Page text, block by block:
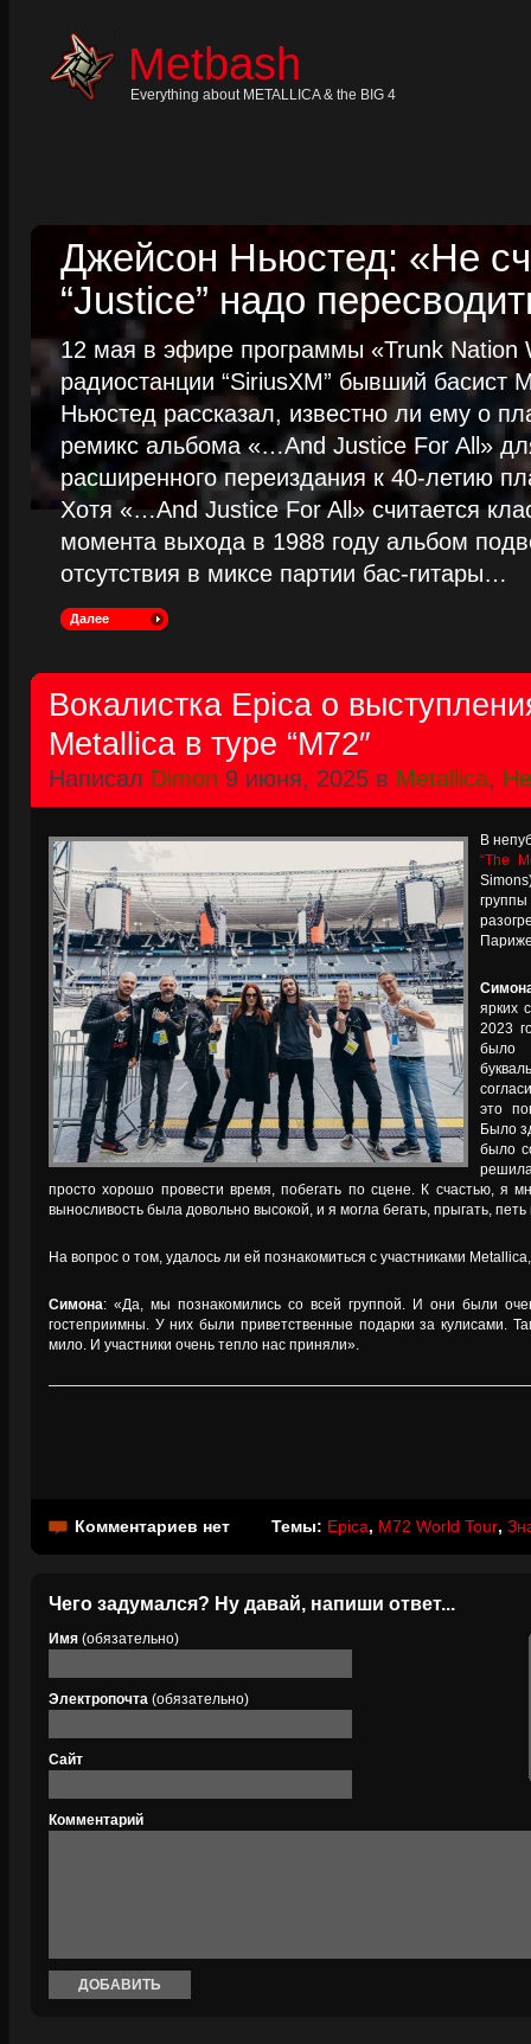
Metbash
Everything about METALLICA & the BIG 4
Джейсон Ньюстед: «Не
“Justice” надо
12 мая в эфире программы «Trunk Nation
радиостанции “SiriusXM” бывший басист
Ньюстед рассказал, известно ли ему о
ремикс альбома «…And Justice For All»
расширенного переиздания к 40-летию
Хотя «…And Justice For All» считается
момента выхода в 1988 году альбом
отсутствия в миксе партии бас-гитары…
Далее
Вокалистка Epica о
Metallica в туре “M72″
Написал Dimon 9 июня, 2025 в Metallica,
В
“The
ярких
2023
было
это
Было
было
просто хорошо провести время, побегать по сцене. К счастью, я
выносливость была довольно высокой, и я могла бегать, прыгать,
На вопрос о том, удалось ли ей познакомиться с участниками
Симона: «Да, мы познакомились со всей группой. И они были
гостеприимны. У них были приветственные подарки за кулисами.
мило. И участники очень тепло нас приняли».
Комментариев нет Темы: Epica, M72 World Tour,
Чего задумался? Ну давай, напиши ответ...
Имя (обязательно)
Электропочта (обязательно)
Сайт
Комментарий